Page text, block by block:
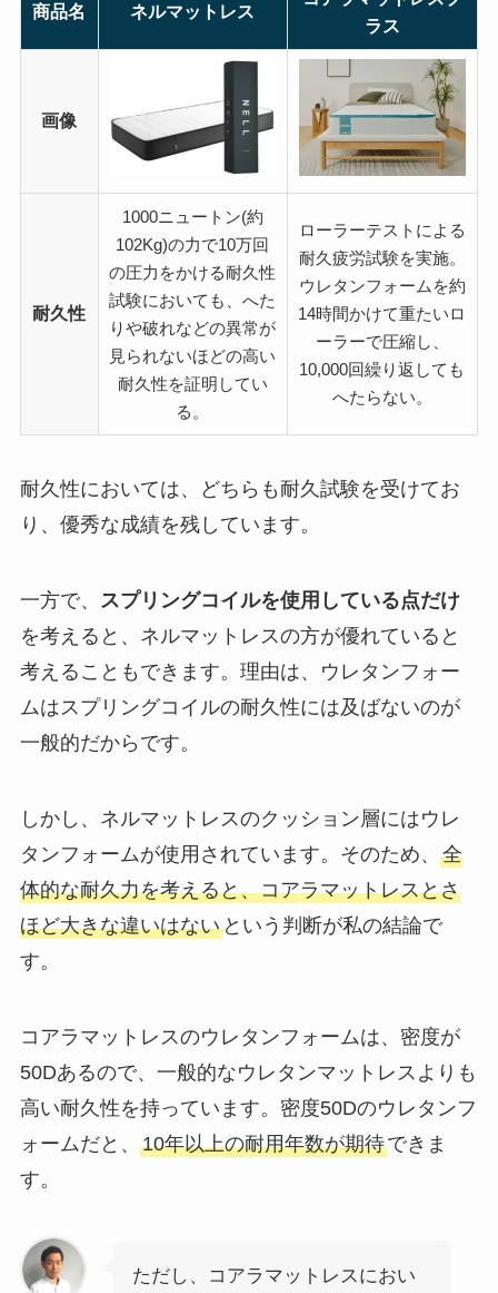
商品名 ネルマットレス
ラス
画像
耐久性
1000ニュートン(約
102Kg)の力で10万回
の圧力をかける耐久性
試験においても、へた
りや破れなどの異常が
見られないほどの高い
耐久性を証明してい
る。
ローラーテストによる
耐久疲労試験を実施。
ウレタンフォームを約
14時間かけて重たいロ
ーラーで圧縮し、
10,000回繰り返しても
へたらない。
耐久性においては、どちらも耐久試験を受けてお
り、優秀な成績を残しています。
一方で、 スプリングコイルを使用している点だけ
を考えると、ネルマットレスの方が優れていると
考えることもできます。理由は、ウレタンフォー
ムはスプリングコイルの耐久性には及ばないのが
一般的だからです。
しかし、ネルマットレスのクッション層にはウレ
タンフォームが使用されています。そのため、 全
体的な耐久力を考えると、コアラマットレスとさ
ほど大きな違いはないという判断が私の結論で
す。
コアラマットレスのウレタンフォームは、密度が
50Dあるので、一般的なウレタンマットレスよりも
高い耐久性を持っています。密度50Dのウレタンフ
ォームだと、 10年以上の耐用年数が期待できま
す。
ただし、コアラマットレスにおい